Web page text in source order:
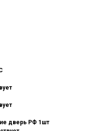
дверь РФ 1шт